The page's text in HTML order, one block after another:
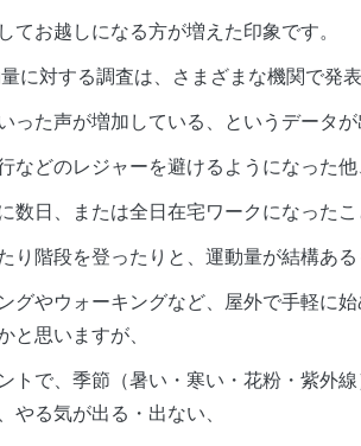
てお越しになる方が増えた印象です。
に対する調査は、さまざまな機関で発表
った声が増加している、というデータが
などのレジャーを避けるようになった他
数日、または全日在宅ワークになったこ
り階段を登ったりと、運動量が結構ある
グやウォーキングなど、屋外で手軽に
と思いますが、
トで、季節（暑い・寒い・花粉・紫外
やる気が出る・出ない、